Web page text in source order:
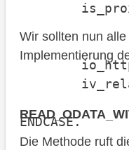
ENDCASE.
Wir sollten nun
Implementierung
Die Methode ruft